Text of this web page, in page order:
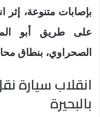
بإصابات متنوعة، إثر
على طريق أبو
الصحراوي، بنطاق
انقلاب سيارة
بالبحيرة